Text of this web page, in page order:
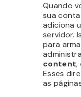
Quando
sua
adiciona
servidor.
para
content,
Esses
as